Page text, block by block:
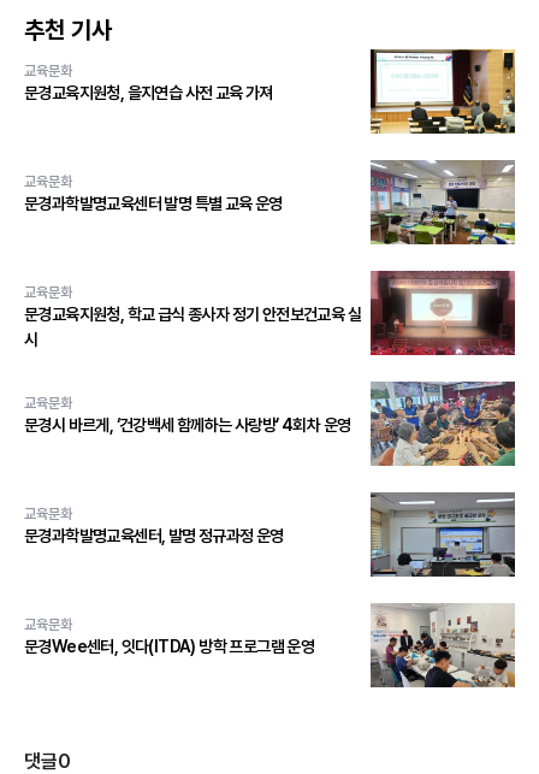
추천 기사
교육문화
문경교육지원청, 을지연습 사전 교육 가져
교육문화
문경과학발명교육센터 발명 특별 교육 운영
교육문화
문경교육지원청, 학교 급식 종사자 정기 안전보건교육 실
시
교육문화
문경시 바르게, ‘건강백세 함께하는 사랑방’ 4회차 운영
교육문화
문경과학발명교육센터, 발명 정규과정 운영
교육문화
문경Wee센터, 잇다(ITDA) 방학 프로그램 운영
댓글0